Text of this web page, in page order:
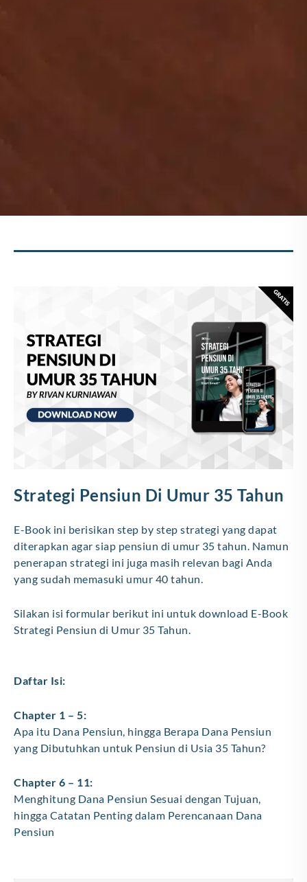
Strategi Pensiun Di Umur 35 Tahun
E-Book ini berisikan step by step strategi yang dapat
diterapkan agar siap pensiun di umur 35 tahun. Namun
penerapan strategi ini juga masih relevan bagi Anda
yang sudah memasuki umur 40 tahun.
Silakan isi formular berikut ini untuk download E-Book
Strategi Pensiun di Umur 35 Tahun.
Daftar Isi:
Chapter 1 – 5:
Apa itu Dana Pensiun, hingga Berapa Dana Pensiun
yang Dibutuhkan untuk Pensiun di Usia 35 Tahun?
Chapter 6 – 11:
Menghitung Dana Pensiun Sesuai dengan Tujuan,
hingga Catatan Penting dalam Perencanaan Dana
Pensiun